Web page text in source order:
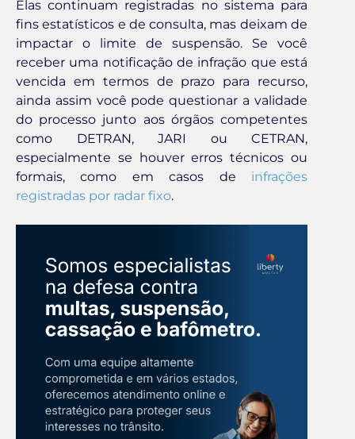
Elas continuam registradas no sistema para
fins estatísticos e de consulta, mas deixam de
impactar o limite de suspensão. Se você
receber uma notificação de infração que está
vencida em termos de prazo para recurso,
ainda assim você pode questionar a validade
do processo junto aos órgãos competentes
como DETRAN, JARI ou CETRAN,
especialmente se houver erros técnicos ou
formais, como em casos de infrações
registradas por radar fixo.